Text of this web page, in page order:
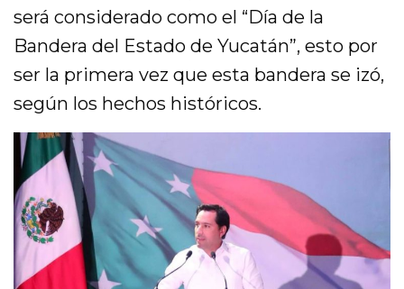
será considerado como el “Día de la
Bandera del Estado de Yucatán”, esto por
ser la primera vez que esta bandera se izó,
según los hechos históricos.